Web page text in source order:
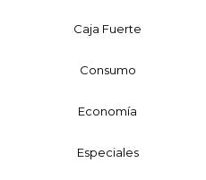
Caja Fuerte
Consumo
Economía
Especiales